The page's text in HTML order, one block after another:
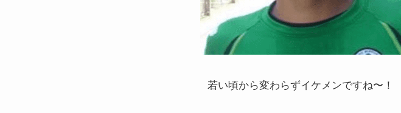
若い頃から変わらずイケメンですね〜！